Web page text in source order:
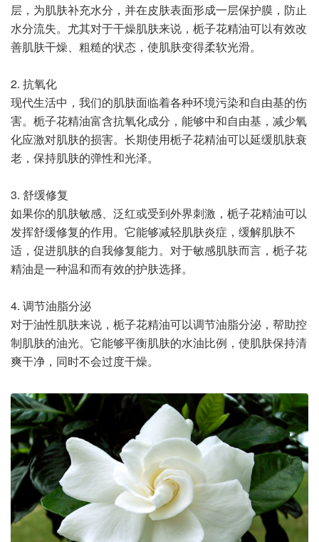
层，为肌肤补充水分，并在皮肤表面形成一层保护膜，防止
水分流失。尤其对于干燥肌肤来说，栀子花精油可以有效改
善肌肤干燥、粗糙的状态，使肌肤变得柔软光滑。
2. 抗氧化
现代生活中，我们的肌肤面临着各种环境污染和自由基的伤
害。栀子花精油富含抗氧化成分，能够中和自由基，减少氧
化应激对肌肤的损害。长期使用栀子花精油可以延缓肌肤衰
老，保持肌肤的弹性和光泽。
3. 舒缓修复
如果你的肌肤敏感、泛红或受到外界刺激，栀子花精油可以
发挥舒缓修复的作用。它能够减轻肌肤炎症，缓解肌肤不
适，促进肌肤的自我修复能力。对于敏感肌肤而言，栀子花
精油是一种温和而有效的护肤选择。
4. 调节油脂分泌
对于油性肌肤来说，栀子花精油可以调节油脂分泌，帮助控
制肌肤的油光。它能够平衡肌肤的水油比例，使肌肤保持清
爽干净，同时不会过度干燥。